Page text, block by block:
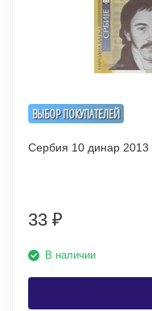
ВЫБОР ПОКУПАТЕЛЕЙ
33 ₽
В наличии